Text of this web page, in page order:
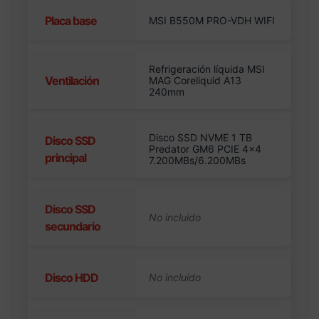
Placa base MSI B550M PRO-VDH WIFI
Ventilación
Refrigeración líquida MSI
MAG Coreliquid A13
240mm
Disco SSD
principal
Disco SSD NVME 1 TB
Predator GM6 PCIE 4×4
7.200MBs/6.200MBs
Disco SSD
secundario
Disco HDD